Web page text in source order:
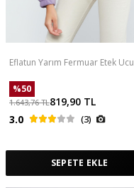
Eflatun Yarım Fermuar Etek Ucu
Sweatshirt - 97171
%50
1.643,76TL819,90 TL
3.0
(3)
SEPETE EKLE